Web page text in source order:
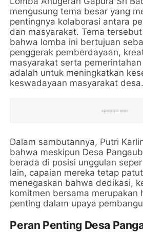
mengusung tema besar yang
pentingnya kolaborasi antara
dan masyarakat. Tema
bahwa lomba ini bertujuan
penggerak pemberdayaan,
masyarakat serta
adalah untuk meningkatkan
keswadayaan masyarakat desa.
Dalam sambutannya, Putri
bahwa meskipun Desa
berada di posisi unggulan
lain, capaian mereka tetap
menegaskan bahwa dedikasi,
komitmen bersama merupakan
penting dalam upaya
Peran Penting Desa